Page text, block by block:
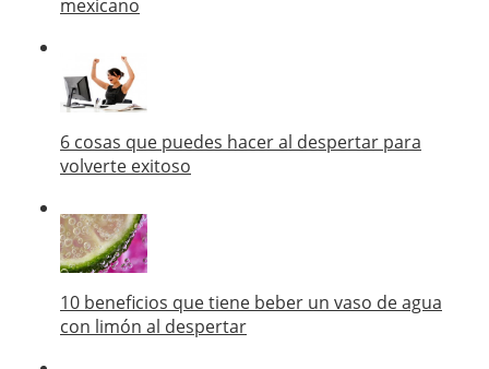
mexicano
6 cosas que puedes hacer al despertar para
volverte exitoso
10 beneficios que tiene beber un vaso de agua
con limón al despertar